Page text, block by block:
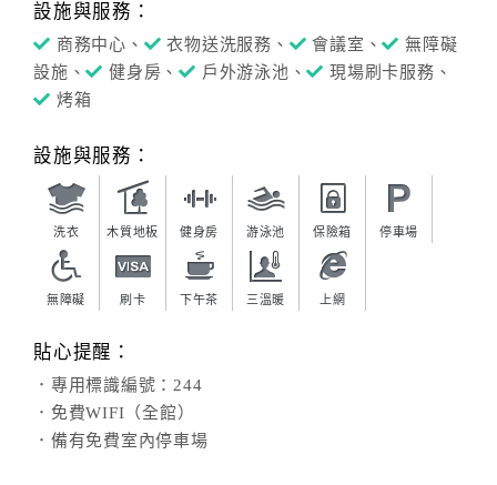
設施與服務：
商務中心、 衣物送洗服務、 會議室、
無障礙
設施、
健身房、 戶外游泳池、
現場刷卡服務、
烤箱
設施與服務：
洗衣 木質地板 健身房 游泳池 保險箱 停車場
無障礙 刷卡 下午茶 三溫暖 上網
貼心提醒：
．專用標識編號：244
．免費WIFI（全館）
．備有免費室內停車場